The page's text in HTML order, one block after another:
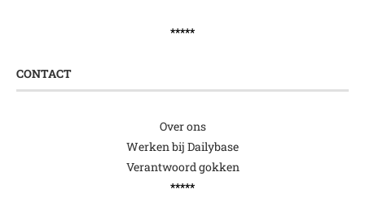
*****
CONTACT
Over ons
Werken bij Dailybase
Verantwoord gokken
*****